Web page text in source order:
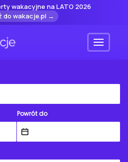
wakacyjne na LATO 2026
do wakacje.pl →
Menu
Powrót do